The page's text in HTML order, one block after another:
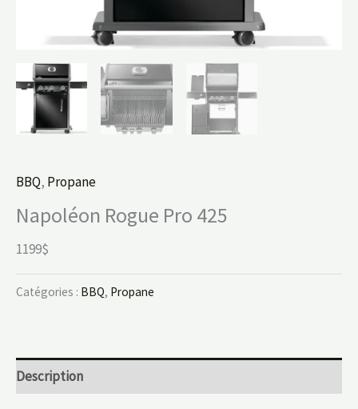
BBQ, Propane
Napoléon Rogue Pro 425
1199$
Catégories : BBQ, Propane
Description